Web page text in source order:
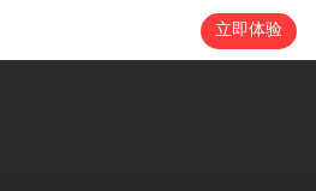
立即体验